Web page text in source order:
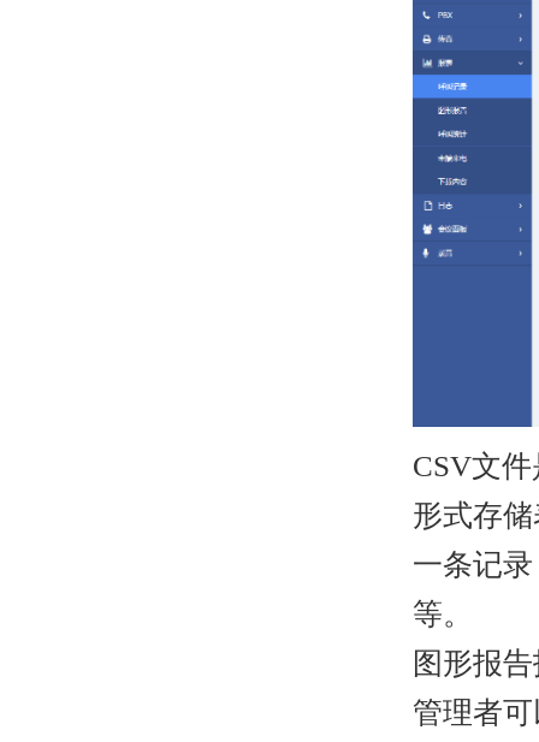
CSV文件
形式存
一条记
等。
图形报
管理者